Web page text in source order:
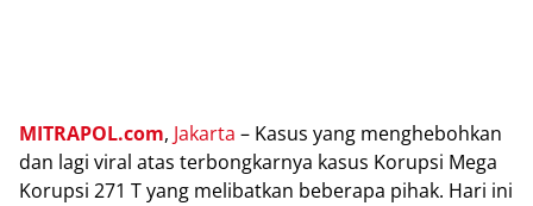
MITRAPOL.com, Jakarta – Kasus yang menghebohkan
dan lagi viral atas terbongkarnya kasus Korupsi Mega
Korupsi 271 T yang melibatkan beberapa pihak. Hari ini